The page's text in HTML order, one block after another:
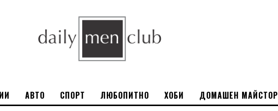
АВТО СПОРТ ЛЮБОПИТНО ХОБИ ДОМАШЕН МАЙСТОР